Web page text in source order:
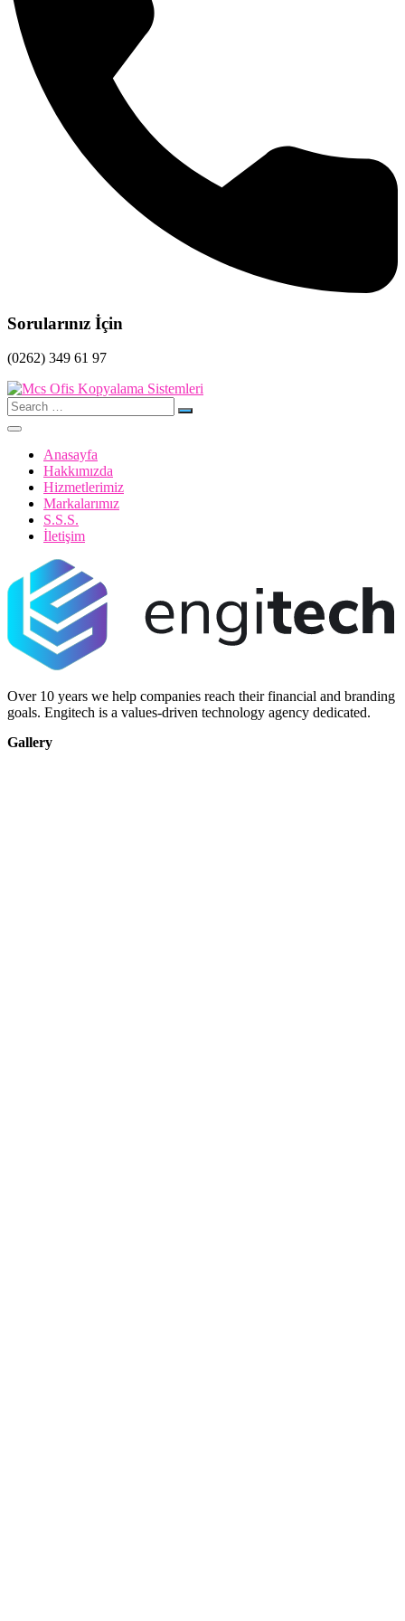
Sorularınız İçin
(0262) 349 61 97
Search
for:
Anasayfa
Hakkımızda
Hizmetlerimiz
Markalarımız
S.S.S.
İletişim
Over 10 years we help companies reach their financial and branding
goals. Engitech is a values-driven technology agency dedicated.
Gallery